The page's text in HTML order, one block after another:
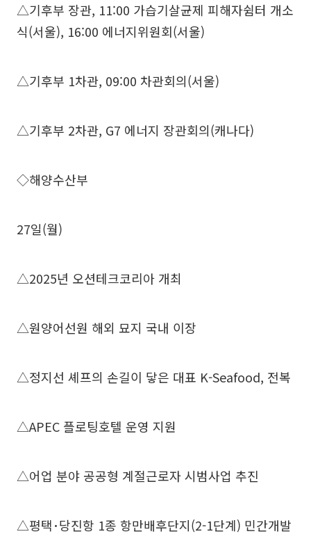
△기후부 장관, 11:00 가습기살균제 피해자쉼터 개소
식(서울), 16:00 에너지위원회(서울)
△기후부 1차관, 09:00 차관회의(서울)
△기후부 2차관, G7 에너지 장관회의(캐나다)
◇해양수산부
27일(월)
△2025년 오션테크코리아 개최
△원양어선원 해외 묘지 국내 이장
△정지선 셰프의 손길이 닿은 대표 K-Seafood, 전복
△APEC 플로팅호텔 운영 지원
△어업 분야 공공형 계절근로자 시범사업 추진
△평택･당진항 1종 항만배후단지(2-1단계) 민간개발